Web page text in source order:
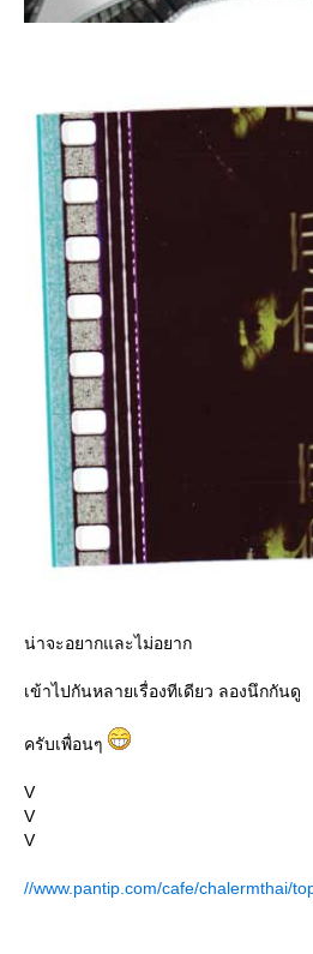
น่าจะอยากและไม่อยาก
เข้าไปกันหลายเรื่องทีเดียว ลองนึกกันดู
ครับเพื่อนๆ
V
V
V
//www.pantip.com/cafe/chalermthai/